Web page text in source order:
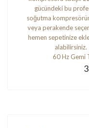
60 Hz Gemi